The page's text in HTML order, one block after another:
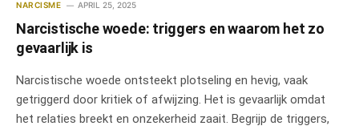
NARCISME APRIL 25, 2025
Narcistische woede: triggers en waarom het zo
gevaarlijk is
Narcistische woede ontsteekt plotseling en hevig, vaak
getriggerd door kritiek of afwijzing. Het is gevaarlijk omdat
het relaties breekt en onzekerheid zaait. Begrijp de triggers,